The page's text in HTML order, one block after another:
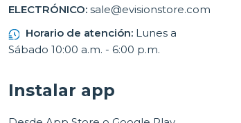
ELECTRÓNICO: sale@evisionstore.com
Horario de atención: Lunes a
Sábado 10:00 a.m. - 6:00 p.m.
Instalar app